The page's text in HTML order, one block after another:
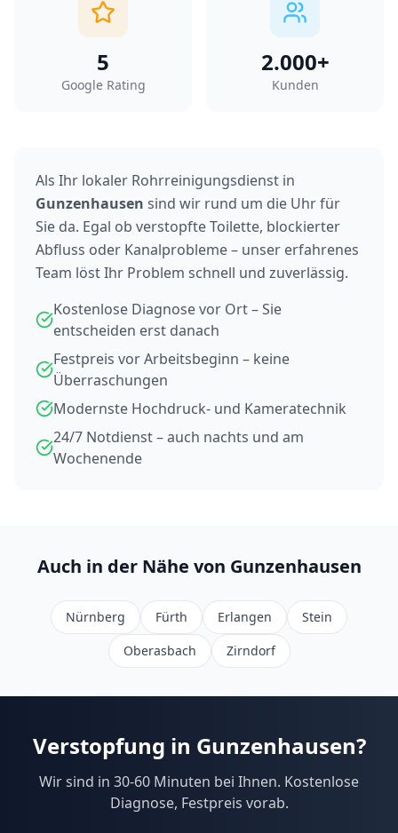
5
Google Rating
2.000+
Kunden
Als Ihr lokaler Rohrreinigungsdienst in
Gunzenhausen sind wir rund um die Uhr für
Sie da. Egal ob verstopfte Toilette, blockierter
Abfluss oder Kanalprobleme – unser erfahrenes
Team löst Ihr Problem schnell und zuverlässig.
Kostenlose Diagnose vor Ort – Sie
entscheiden erst danach
Festpreis vor Arbeitsbeginn – keine
Überraschungen
Modernste Hochdruck- und Kameratechnik
24/7 Notdienst – auch nachts und am
Wochenende
Auch in der Nähe von Gunzenhausen
Nürnberg Fürth Erlangen
Stein
Oberasbach
Zirndorf
Verstopfung in Gunzenhausen?
Wir sind in 30-60 Minuten bei Ihnen. Kostenlose
Diagnose, Festpreis vorab.